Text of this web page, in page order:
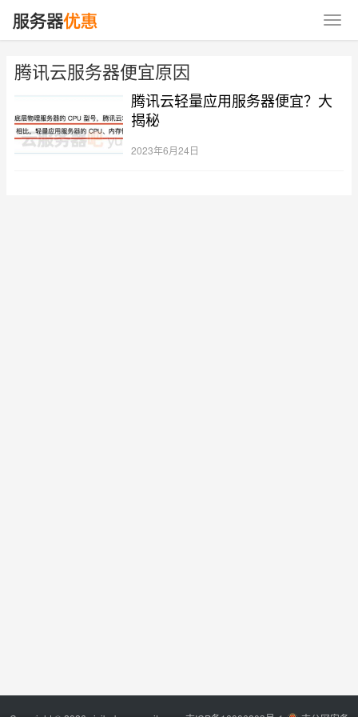
腾讯云服务器便宜原因
腾讯云轻量应用服务器便宜？大
揭秘
2023年6月24日